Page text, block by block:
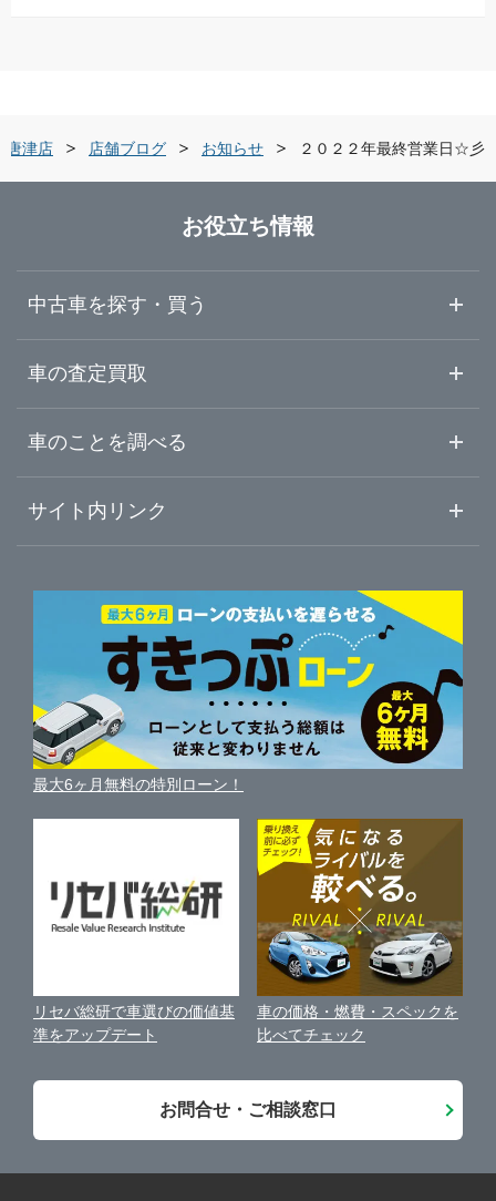
ガリバー唐津店
ガリバー久留米みやき店
唐津・伊万里
大分県
宮崎県
鹿児島県
沖縄県
唐津店 店舗ブログ お知らせ ２０２２年最終営業日☆彡
お役立ち情報
中古車を探す・買う
中古車情報・中古車検索
初めての中古車購入ガイド
中古車人気ランキング
自動車ローンを調べる
ガリバーの自動車ローン
車買い替えの基礎知識
近くのお店で車を探す
車の査定買取
車査定・車買取ならガリバー
ガリバーの査定が選ばれる理由
車を売る時よくある質問
便利な査定サービス
中古車買取相場（毎月更新）
車の個人売買ガイド
車のことを調べる
車初心者まとめ
新車・中古車カタログ
車の燃費を調べる
車種別クチコミ
車比較サイト
サイト内リンク
サイトマップ
サイトの使用条件
利用規約
保険代理店業務に関する基本方針
古物営業法に基づく表示
お客様の声
会社案内
最大6ヶ月無料の特別ローン！
リセバ総研で車選びの価値基
準をアップデート
車の価格・燃費・スペックを
比べてチェック
お問合せ・ご相談窓口